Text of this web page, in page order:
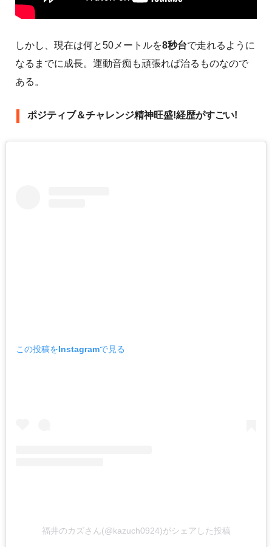
しかし、現在は何と50メートルを8秒台で走れるように
なるまでに成長。運動音痴も頑張れば治るものなので
ある。
ポジティブ＆チャレンジ精神旺盛!経歴がすごい!
この投稿をInstagramで見る
福井のカズさん(@kazuch0924)がシェアした投稿